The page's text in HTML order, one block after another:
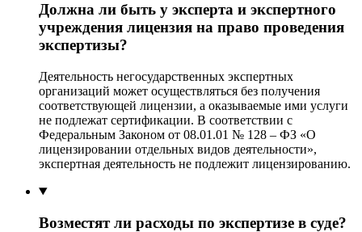
Должна ли быть у эксперта и экспертного
учреждения лицензия на право проведения
экспертизы?
Деятельность негосударственных экспертных
организаций может осуществляться без получения
соответствующей лицензии, а оказываемые ими услуги
не подлежат сертификации. В соответствии с
Федеральным Законом от 08.01.01 № 128 – ФЗ «О
лицензировании отдельных видов деятельности»,
экспертная деятельность не подлежит лицензированию.
Возместят ли расходы по экспертизе в суде?